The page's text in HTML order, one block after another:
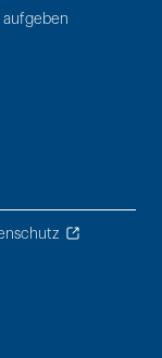
aufgeben